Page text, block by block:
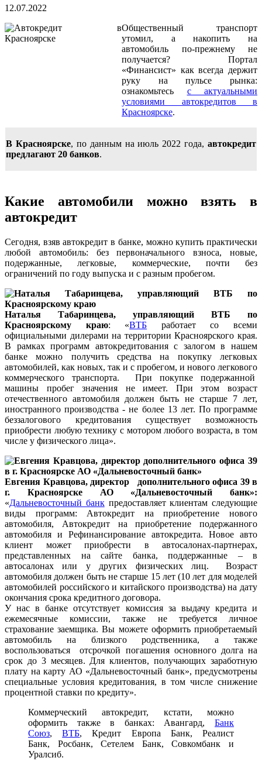
12.07.2022
Общественный транспорт
утомил, а накопить на
автомобиль по-прежнему не
получается? Портал
«Финансист» как всегда держит
руку на пульсе рынка:
ознакомьтесь с актуальными
условиями автокредитов в
Красноярске.
В Красноярске, по данным на июль 2022 года, автокредит
предлагают 20 банков.
Какие автомобили можно взять в
автокредит
Сегодня, взяв автокредит в банке, можно купить практически
любой автомобиль: без первоначального взноса, новые,
подержанные, легковые, коммерческие, почти без
ограничений по году выпуска и с разным пробегом.
Наталья Табаринцева, управляющий ВТБ по
Красноярскому краю: «ВТБ работает со всеми
официальными дилерами на территории Красноярского края.
В рамках программ автокредитования с залогом в нашем
банке можно получить средства на покупку легковых
автомобилей, как новых, так и с пробегом, и нового легкового
коммерческого транспорта. При покупке подержанной
машины пробег значения не имеет. При этом возраст
отечественного автомобиля должен быть не старше 7 лет,
иностранного производства - не более 13 лет. По программе
беззалогового кредитования существует возможность
приобрести любую технику с мотором любого возраста, в том
числе у физического лица».
Евгения Кравцова, директор дополнительного офиса 39 в
г. Красноярске АО «Дальневосточный банк»:
«Дальневосточный банкпредоставляет клиентам следующие
виды программ: Автокредит на приобретение нового
автомобиля, Автокредит на приобретение подержанного
автомобиля и Рефинансирование автокредита. Новое авто
клиент может приобрести в автосалонах-партнерах,
представленных на сайте банка, поддержанные – в
автосалонах или у других физических лиц. Возраст
автомобиля должен быть не старше 15 лет (10 лет для моделей
автомобилей российского и китайского производства) на дату
окончания срока кредитного договора.
У нас в банке отсутствует комиссия за выдачу кредита и
ежемесячные комиссии, также не требуется личное
страхование заемщика. Вы можете оформить приобретаемый
автомобиль на близкого родственника, а также
воспользоваться отсрочкой погашения основного долга на
срок до 3 месяцев. Для клиентов, получающих заработную
плату на карту АО «Дальневосточный банк», предусмотрены
специальные условия кредитования, в том числе снижение
процентной ставки по кредиту».
Коммерческий автокредит, кстати, можно
оформить также в банках: Авангард, Банк
Союз,ВТБ, Кредит Европа Банк, Реалист
Банк, Росбанк, Сетелем Банк, Совкомбанк и
Уралсиб.